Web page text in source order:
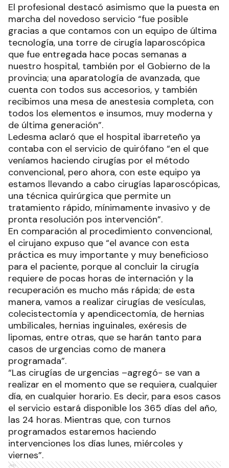
El profesional destacó asimismo que la puesta en
marcha del novedoso servicio “fue posible
gracias a que contamos con un equipo de última
tecnología, una torre de cirugía laparoscópica
que fue entregada hace pocas semanas a
nuestro hospital, también por el Gobierno de la
provincia; una aparatología de avanzada, que
cuenta con todos sus accesorios, y también
recibimos una mesa de anestesia completa, con
todos los elementos e insumos, muy moderna y
de última generación”.
Ledesma aclaró que el hospital ibarreteño ya
contaba con el servicio de quirófano “en el que
veníamos haciendo cirugías por el método
convencional, pero ahora, con este equipo ya
estamos llevando a cabo cirugías laparoscópicas,
una técnica quirúrgica que permite un
tratamiento rápido, mínimamente invasivo y de
pronta resolución pos intervención”.
En comparación al procedimiento convencional,
el cirujano expuso que “el avance con esta
práctica es muy importante y muy beneficioso
para el paciente, porque al concluir la cirugía
requiere de pocas horas de internación y la
recuperación es mucho más rápida; de esta
manera, vamos a realizar cirugías de vesículas,
colecistectomía y apendicectomía, de hernias
umbilicales, hernias inguinales, exéresis de
lipomas, entre otras, que se harán tanto para
casos de urgencias como de manera
programada”.
“Las cirugías de urgencias –agregó- se van a
realizar en el momento que se requiera, cualquier
día, en cualquier horario. Es decir, para esos casos
el servicio estará disponible los 365 días del año,
las 24 horas. Mientras que, con turnos
programados estaremos haciendo
intervenciones los días lunes, miércoles y
viernes”.
Ads